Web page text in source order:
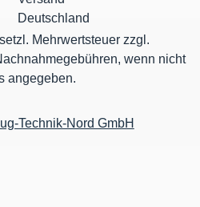
Mehrwertsteuer zzgl.
wenn nicht
angegeben.
Technik-Nord GmbH